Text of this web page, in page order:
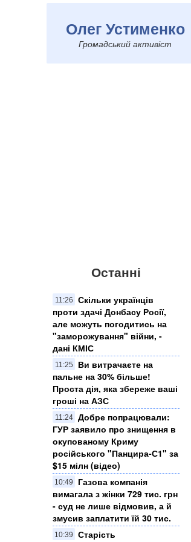
Олег Устименко
Громадський активіст
Останні
11:26
Скільки українців
проти здачі Донбасу Росії,
але можуть погодитись на
"заморожування" війни, -
дані КМІС
11:25
Ви витрачаєте на
пальне на 30% більше!
Проста дія, яка збереже ваші
гроші на АЗС
11:24
Добре попрацювали:
ГУР заявило про знищення в
окупованому Криму
російського "Панцира-С1" за
$15 мілн (відео)
10:49
Газова компанія
вимагала з жінки 729 тис. грн
- суд не лише відмовив, а й
змусив заплатити їй 30 тис.
10:39
Старість